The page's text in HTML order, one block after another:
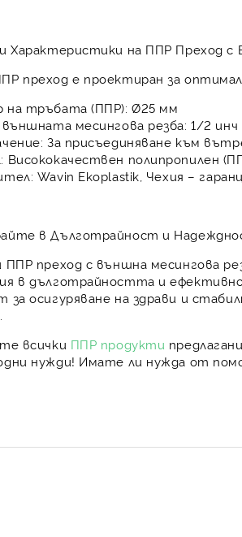
Характеристики на ППР Преход
преход е проектиран за
на тръбата (ППР): Ø25 мм
външната месингова резба: 1/2 инч
За присъединяване към
Висококачествен полипропилен
Wavin Ekoplastik, Чехия –
в Дълготрайност и
ППР преход с външна месингова
в дълготрайността и
за осигуряване на здрави и
всички ППР продукти
нужди! Имате ли нужда от